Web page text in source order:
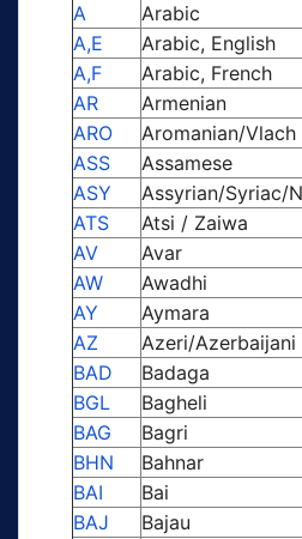
A
Arabic
A,E
Arabic, English
A,F
Arabic, French
AR
Armenian
ARO
Aromanian/Vlach
ASS
Assamese
ASY
Assyrian/Syriac/
ATS
Atsi / Zaiwa
AV
Avar
AW
Awadhi
AY
Aymara
AZ
Azeri/Azerbaijani
BAD
Badaga
BGL
Bagheli
BAG
Bagri
BHN
Bahnar
BAI
Bai
BAJ
Bajau